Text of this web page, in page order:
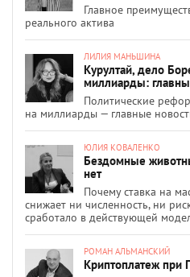
Главное
реального актива
ЛИЛИЯ МАНЬШИНА
Курултай, дело
миллиарды:
Политические
на миллиарды — главные
ЮЛИЯ КОВАЛЕНКО
Бездомные
нет
Почему ставка на
снижает ни численность, ни
сработало в действующей
РОМАН АЛЬМАНСКИЙ
Криптоплатеж при